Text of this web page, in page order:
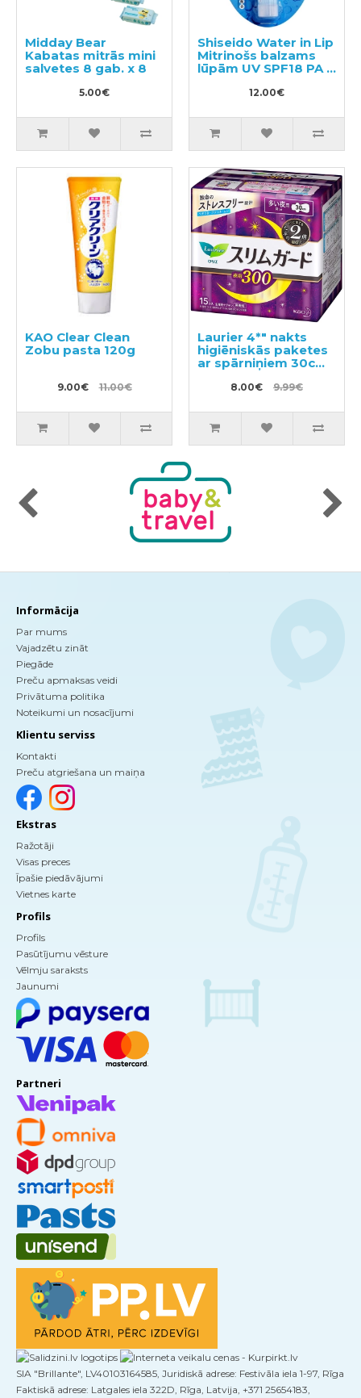
Midday Bear
Kabatas mitrās mini
salvetes 8 gab. x 8
5.00€
Shiseido Water in Lip
Mitrinošs balzams
lūpām UV SPF18 PA +
12.00€
KAO Clear Clean
Zobu pasta 120g
9.00€ 11.00€
Laurier 4*" nakts
higiēniskās paketes
ar spārniņiem 30cm
8.00€ 9.99€
Informācija
Par mums
Vajadzētu zināt
Piegāde
Preču apmaksas veidi
Privātuma politika
Noteikumi un nosacījumi
Klientu serviss
Kontakti
Preču atgriešana un maiņa
Ekstras
Ražotāji
Visas preces
Īpašie piedāvājumi
Vietnes karte
Profils
Profils
Pasūtījumu vēsture
Vēlmju saraksts
Jaunumi
Partneri
SIA "Brillante", LV40103164585, Juridiskā adrese: Festivāla iela 1-97, Rīga
Faktiskā adrese: Latgales iela 322D, Rīga, Latvija, +371 25654183,